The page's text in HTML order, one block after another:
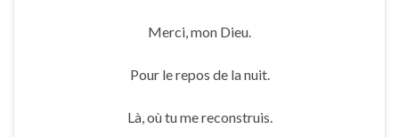
Merci, mon Dieu.
Pour le repos de la nuit.
Là, où tu me reconstruis.